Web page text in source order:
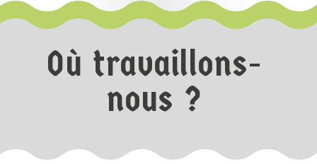
Où travaillons-
nous ?